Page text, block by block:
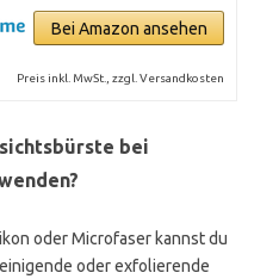
Bei Amazon ansehen
Preis inkl. MwSt., zzgl. Versandkosten
bei
oder Microfaser kannst du
oder exfolierende